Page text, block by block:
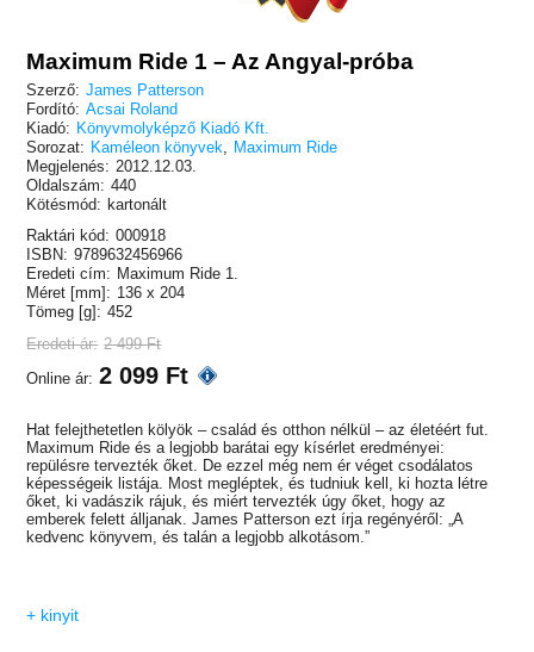
Maximum Ride 1 – Az Angyal-próba
Szerző: James Patterson
Fordító: Acsai Roland
Kiadó: Könyvmolyképző Kiadó Kft.
Sorozat: Kaméleon könyvek, Maximum Ride
Megjelenés: 2012.12.03.
Oldalszám: 440
Kötésmód: kartonált
Raktári kód: 000918
ISBN: 9789632456966
Eredeti cím: Maximum Ride 1.
Méret [mm]: 136 x 204
Tömeg [g]: 452
Eredeti ár: 2 499 Ft
Online ár: 2 099 Ft
Hat felejthetetlen kölyök – család és otthon nélkül – az életéért fut.
Maximum Ride és a legjobb barátai egy kísérlet eredményei:
repülésre tervezték őket. De ezzel még nem ér véget csodálatos
képességeik listája. Most megléptek, és tudniuk kell, ki hozta létre
őket, ki vadászik rájuk, és miért tervezték úgy őket, hogy az
emberek felett álljanak. James Patterson ezt írja regényéről: „A
kedvenc könyvem, és talán a legjobb alkotásom.”
+ kinyit